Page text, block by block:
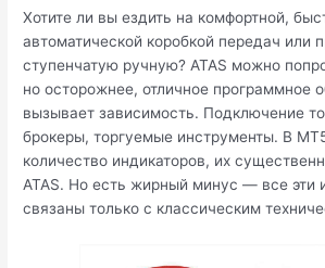
Хотите ли вы ездить на комфортной,
автоматической коробкой передач или
ступенчатую ручную? ATAS можно
но осторожнее, отличное программное
вызывает зависимость. Подключение
брокеры, торгуемые инструменты. В
количество индикаторов, их
ATAS. Но есть жирный минус — все эти
связаны только с классическим